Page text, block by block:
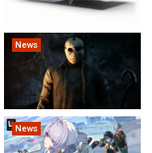
News
News